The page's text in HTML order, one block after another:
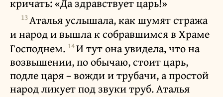
13Аталья услышала, как шумят стража
и народ и вышла к собравшимся в Храме
Господнем. 14И тут она увидела, что на
возвышении, по обычаю, стоит царь,
подле царя – вожди и трубачи, а простой
народ ликует под звуки труб. Аталья